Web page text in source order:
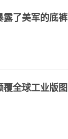
露了美军的底裤
覆全球工业版图